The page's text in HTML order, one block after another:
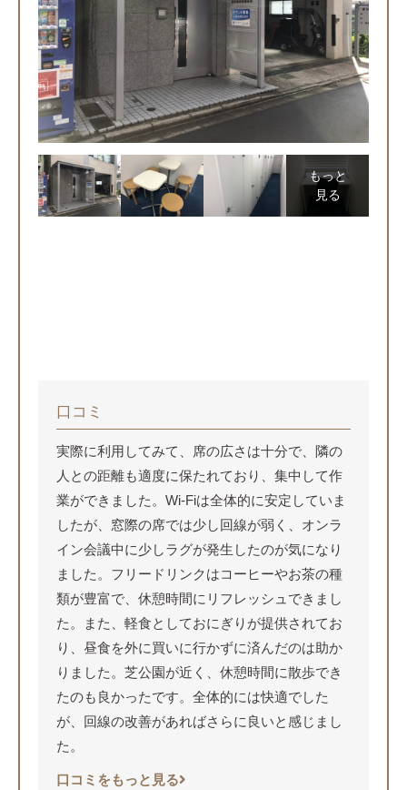
もっと
見る
口コミ
実際に利用してみて、席の広さは十分で、隣の
人との距離も適度に保たれており、集中して作
業ができました。Wi-Fiは全体的に安定していま
したが、窓際の席では少し回線が弱く、オンラ
イン会議中に少しラグが発生したのが気になり
ました。フリードリンクはコーヒーやお茶の種
類が豊富で、休憩時間にリフレッシュできまし
た。また、軽食としておにぎりが提供されてお
り、昼食を外に買いに行かずに済んだのは助か
りました。芝公園が近く、休憩時間に散歩でき
たのも良かったです。全体的には快適でした
が、回線の改善があればさらに良いと感じまし
た。
口コミをもっと見る